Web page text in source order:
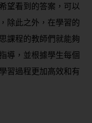
望看到的答案，可以
除此之外，在學習的
課程的教師們就能夠
導，並根據學生每個
習過程更加高效和有